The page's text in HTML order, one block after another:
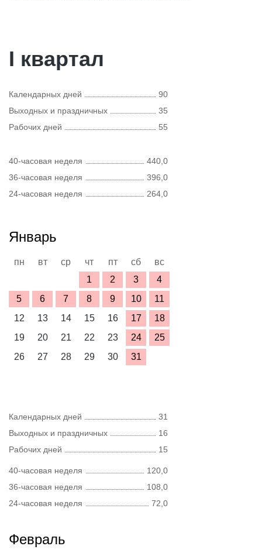
I квартал
Календарных дней
90
Выходных и праздничных
35
Рабочих дней
55
40-часовая неделя
440,0
36-часовая неделя
396,0
24-часовая неделя
264,0
Январь
пн вт ср чт пт сб
вс
1
2 3
4
5
6 7 8 9 10
11
12
13 14 15 16 17
18
19
20 21 22 23 24
25
26
27 28 29 30 31
Календарных дней
31
Выходных и праздничных
16
Рабочих дней
15
40-часовая неделя
120,0
36-часовая неделя
108,0
24-часовая неделя
72,0
Февраль